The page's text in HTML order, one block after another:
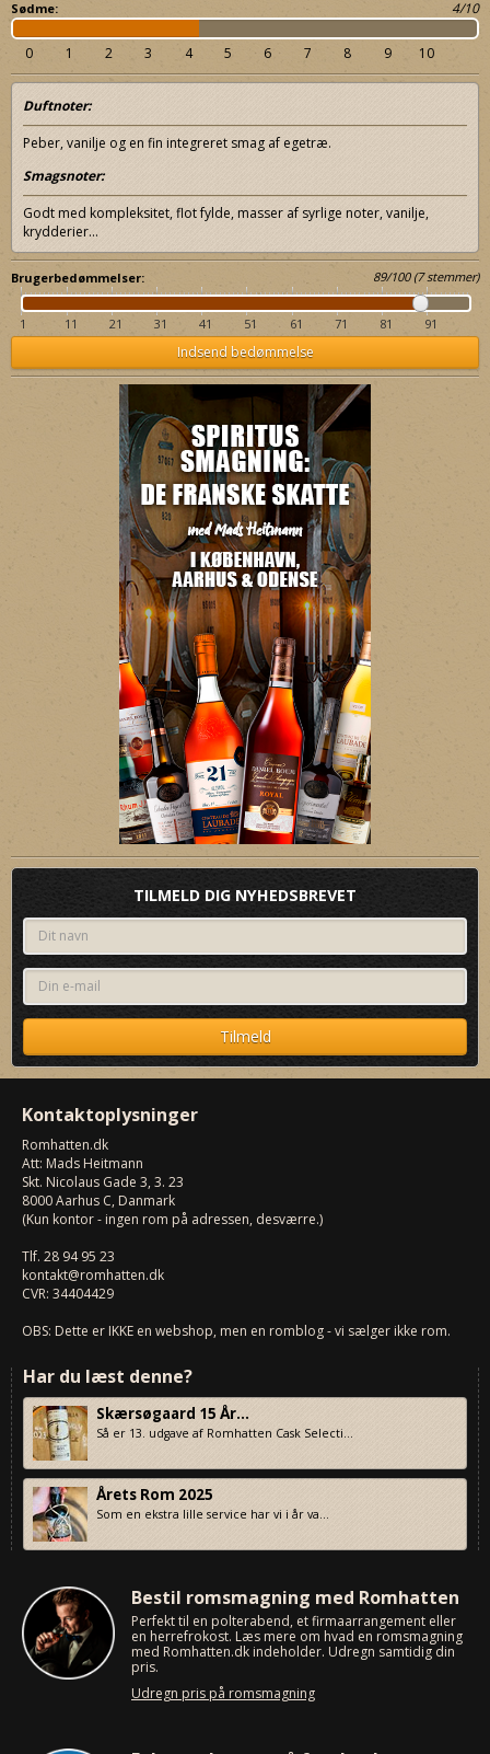
Sødme: 4/10
0 1 2 3 4 5 6 7 8 9 10
Duftnoter:
Peber, vanilje og en fin integreret smag af egetræ.
Smagsnoter:
Godt med kompleksitet, flot fylde, masser af syrlige noter, vanilje,
krydderier…
Brugerbedømmelser: 89/100(7stemmer)
1 11 21 31 41 51 61 71 81 91
Indsend bedømmelse
TILMELD DIG NYHEDSBREVET
Kontaktoplysninger
Romhatten.dk
Att: Mads Heitmann
Skt. Nicolaus Gade 3, 3. 23
8000Aarhus C, Danmark
(Kun kontor - ingen rom på adressen, desværre.)
Tlf. 28 94 95 23
kontakt@romhatten.dk
CVR: 34404429
OBS: Dette er IKKE en webshop, men en romblog - vi sælger ikke rom.
Har du læst denne?
Skærsøgaard 15 År...
Så er 13. udgave af Romhatten Cask Selecti...
Årets Rom 2025
Som en ekstra lille service har vi i år va...
Bestil romsmagning med Romhatten
Perfekt til en polterabend, et firmaarrangement eller
en herrefrokost. Læs mere om hvad en romsmagning
med Romhatten.dk indeholder. Udregn samtidig din
pris.
Udregn pris på romsmagning